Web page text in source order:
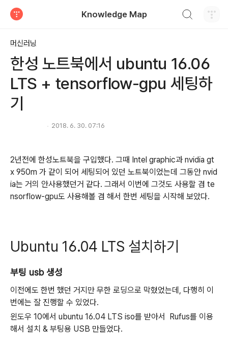
Knowledge Map
머신러닝
한성 노트북에서 ubuntu 16.06
LTS + tensorflow-gpu 세팅하
기
2018. 6. 30. 07:16
2년전에 한성노트북을 구입했다. 그때 Intel graphic과 nvidia gt
x 950m 가 같이 되어 세팅되어 있던 노트북이었는데 그동안 nvid
ia는 거의 안사용했던거 같다. 그래서 이번에 그것도 사용할 겸 te
nsorflow-gpu도 사용해볼 겸 해서 한번 세팅을 시작해 보았다.
Ubuntu 16.04 LTS 설치하기
부팅 usb 생성
이전에도 한번 했던 거지만 무한 로딩으로 막혔었는데, 다행히 이
번에는 잘 진행할 수 있었다.
윈도우 10에서 ubuntu 16.04 LTS iso를 받아서 Rufus를 이용
해서 설치 & 부팅용 USB 만들었다.